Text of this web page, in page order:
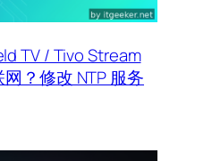
TV / Tivo Stream
？修改 NTP 服务